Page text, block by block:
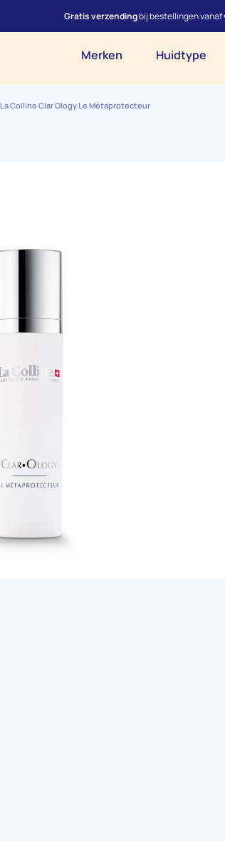
Gratis verzendingbij bestellingen vanaf
Merken Huidtype
La Colline Clar Ology Le Métaprotecteur